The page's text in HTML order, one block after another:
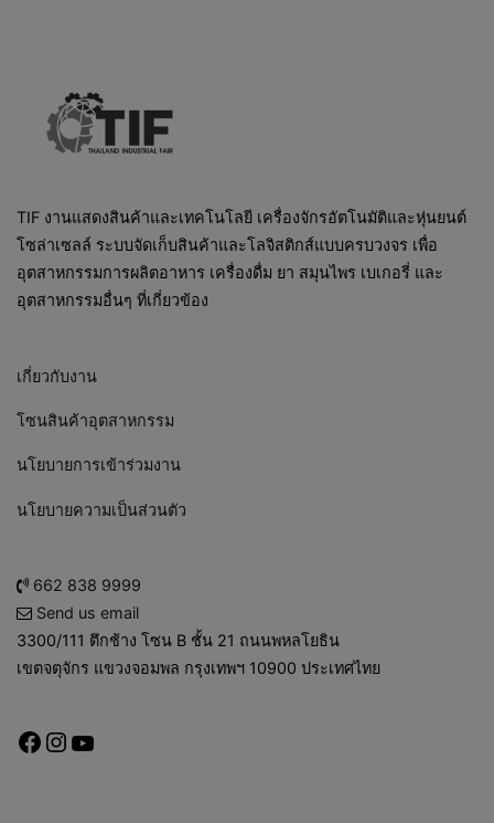
TIF งานแสดงสินค้าและเทคโนโลยี เครื่องจักรอัตโนมัติและหุ่นยนต์
โซล่าเซลล์ ระบบจัดเก็บสินค้าและโลจิสติกส์แบบครบวงจร เพื่อ
อุตสาหกรรมการผลิตอาหาร เครื่องดื่ม ยา สมุนไพร เบเกอรี่ และ
อุตสาหกรรมอื่นๆ ที่เกี่ยวข้อง
เกี่ยวกับงาน
โซนสินค้าอุตสาหกรรม
นโยบายการเข้าร่วมงาน
นโยบายความเป็นส่วนตัว
662 838 9999
Send us email
3300/111 ตึกช้าง โซน B ชั้น 21 ถนนพหลโยธิน
เขตจตุจักร แขวงจอมพล กรุงเทพฯ 10900 ประเทศไทย